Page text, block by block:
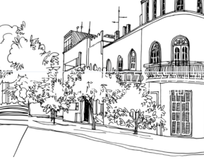
כללי בלבד ומאגד הנחיות
שתהיינה בתוקף מעת לעת.